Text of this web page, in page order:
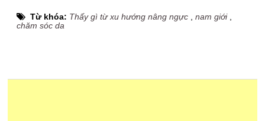
Từ khóa: Thấy gì từ xu hướng nâng ngực ,nam giới,
chăm sóc da